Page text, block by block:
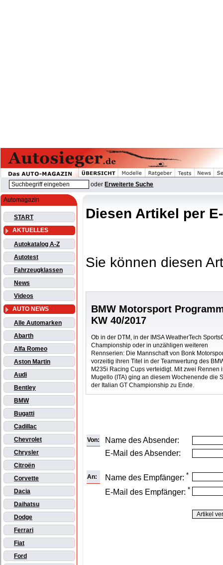
oder Erweiterte Suche
Automagazin
START
AKTUELLES
Autokatalog A-Z
Autotest
Fahrzeugklassen
News
Videos
AUTO NEWS
Alle Automarken
Abarth
Alfa Romeo
Aston Martin
Audi
Bentley
BMW
Bugatti
Cadillac
Chevrolet
Chrysler
Citroën
Corvette
Dacia
Daihatsu
Dodge
Ferrari
Fiat
Ford
Diesen Artikel per
Sie können diesen
BMW Motorsport
KW 40/2017
Ob in der DTM, in der IMSA WeatherTech
Championship oder in unzähligen weiteren
Rennserien: Die Mannschaft von Bonk
vorzeitig ihren Titel in der Teamwertung des
M235i Racing Cups verteidigt. Mit zwei Rennen
Mugello (ITA) ging an diesem Wochenende die
der Italian GT Championship zu Ende.
Von:
Name des Absender:
E-Mail des Absender:
An: Name des Empfänger: *
E-Mail des Empfänger: *